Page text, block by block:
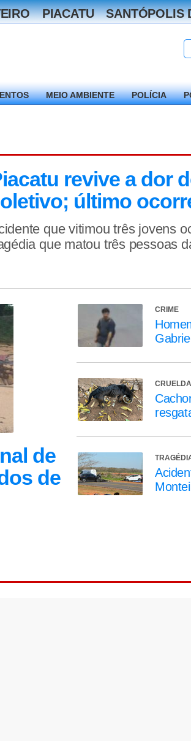
PIACATU SANTÓPOLIS
MEIO AMBIENTE POLÍCIA
revive a dor
último
que vitimou três jovens
que matou três pessoas
de
de
CRIME